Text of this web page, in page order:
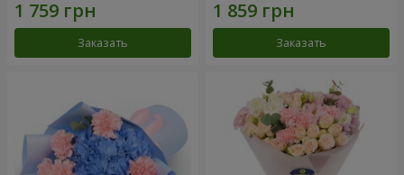
Заказать Заказать